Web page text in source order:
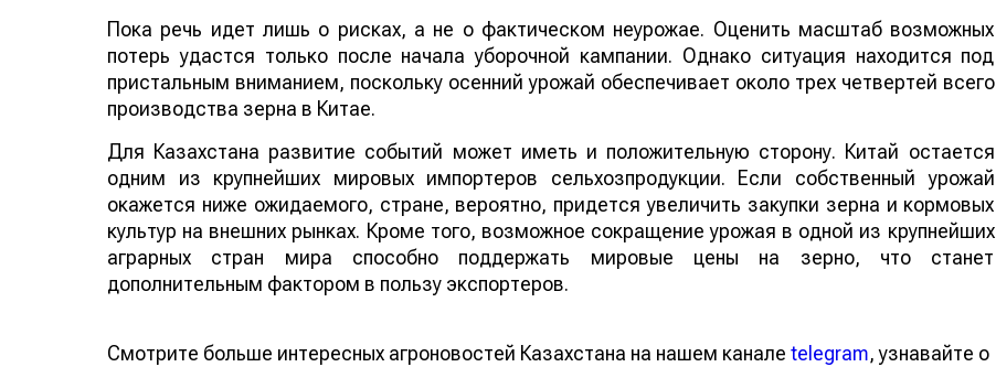
Пока речь идет лишь о рисках, а не о фактическом неурожае. Оценить масштаб возможных
потерь удастся только после начала уборочной кампании. Однако ситуация находится под
пристальным вниманием, поскольку осенний урожай обеспечивает около трех четвертей всего
производства зерна в Китае.
Для Казахстана развитие событий может иметь и положительную сторону. Китай остается
одним из крупнейших мировых импортеров сельхозпродукции. Если собственный урожай
окажется ниже ожидаемого, стране, вероятно, придется увеличить закупки зерна и кормовых
культур на внешних рынках. Кроме того, возможное сокращение урожая в одной из крупнейших
аграрных стран мира способно поддержать мировые цены на зерно, что станет
дополнительным фактором в пользу экспортеров.
Смотрите больше интересных агроновостей Казахстана на нашем канале telegram, узнавайте о